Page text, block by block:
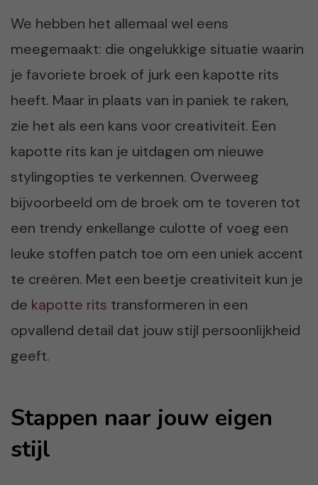
We hebben het allemaal wel eens
meegemaakt: die ongelukkige situatie waarin
je favoriete broek of jurk een kapotte rits
heeft. Maar in plaats van in paniek te raken,
zie het als een kans voor creativiteit. Een
kapotte rits kan je uitdagen om nieuwe
stylingopties te verkennen. Overweeg
bijvoorbeeld om de broek om te toveren tot
een trendy enkellange culotte of voeg een
leuke stoffen patch toe om een uniek accent
te creëren. Met een beetje creativiteit kun je
de kapotte rits transformeren in een
opvallend detail dat jouw stijl persoonlijkheid
geeft.
Stappen naar jouw eigen
stijl